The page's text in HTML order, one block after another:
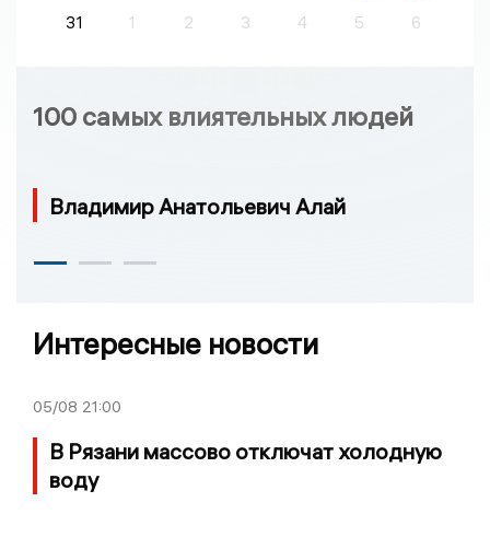
31
1 2 3 4 5 6
100 самых влиятельных людей
Владимир Анатольевич Алай
Интересные новости
05/08 21:00
В Рязани массово отключат холодную
воду